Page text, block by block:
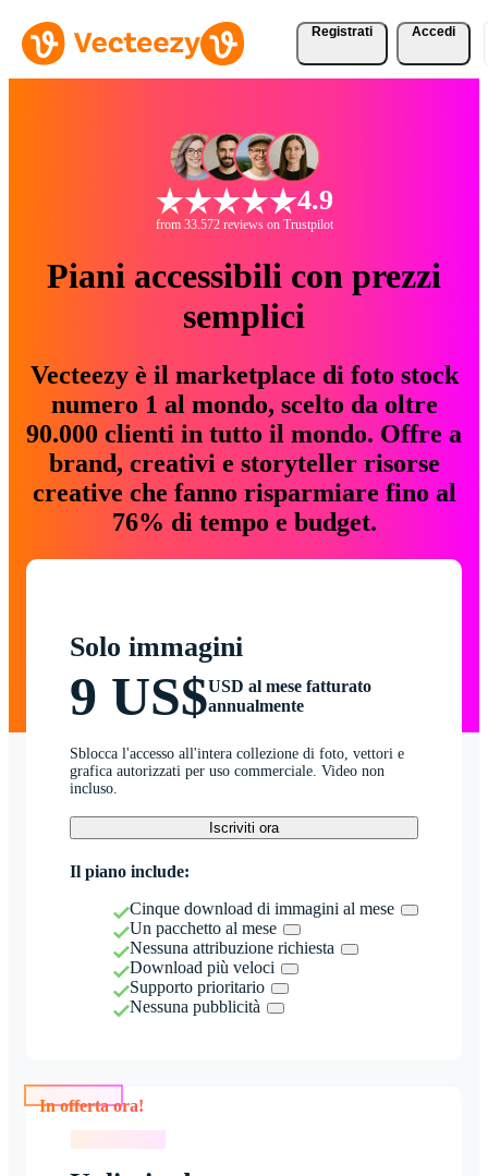
Registrati Accedi
4.9
from 33.572 reviews on Trustpilot
Piani accessibili con prezzi
semplici
Vecteezy è il marketplace di foto stock
numero 1 al mondo, scelto da oltre
90.000 clienti in tutto il mondo. Offre a
brand, creativi e storyteller risorse
creative che fanno risparmiare fino al
76% di tempo e budget.
Solo immagini
9 US$USD al mese fatturato
annualmente
Sblocca l'accesso all'intera collezione di foto, vettori e
grafica autorizzati per uso commerciale. Video non
incluso.
Iscriviti ora
Il piano include:
Cinque download di immagini al mese
Un pacchetto al mese
Nessuna attribuzione richiesta
Download più veloci
Supporto prioritario
Nessuna pubblicità